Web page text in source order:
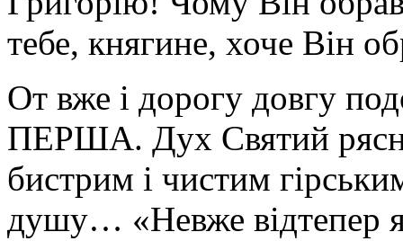
тебе, княгине, хоче Він
От вже і дорогу довгу
ПЕРША. Дух Святий
бистрим і чистим
душу… «Невже відтепер